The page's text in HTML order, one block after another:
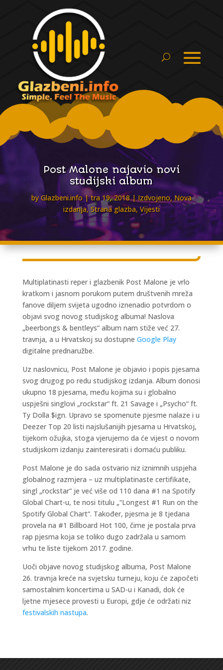
Post Malone najavio novi
studijski album
byGlazbeni.info tra 19, 2018 Izdvojeno, Nova
izdanja, Strana glazba, Vijesti
Multiplatinasti reper i glazbenik Post Malone je vrlo
kratkom i jasnom porukom putem društvenih mreža
fanove diljem svijeta ugodno iznenadio potvrdom o
objavi svog novog studijskog albuma! Naslova
„beerbongs & bentleys“ album nam stiže već 27.
travnja, a u Hrvatskoj su dostupne Google Play
digitalne prednaružbe.
Uz naslovnicu, Post Malone je objavio i popis pjesama
svog drugog po redu studijskog izdanja. Album donosi
ukupno 18 pjesama, među kojima su i globalno
uspješni singlovi „rockstar“ ft. 21 Savage i „Psycho“ ft.
Ty Dolla $ign. Upravo se spomenute pjesme nalaze i u
Deezer Top 20 listi najslušanijih pjesama u Hrvatskoj,
tijekom ožujka, stoga vjerujemo da će vijest o novom
studijskom izdanju zainteresirati i domaću publiku.
Post Malone je do sada ostvario niz iznimnih uspjeha
globalnog razmjera – uz multiplatinaste certifikate,
singl „rockstar“ je već više od 110 dana #1 na Spotify
Global Chart-u, te nosi titulu „“Longest #1 Run on the
Spotify Global Chart“. Također, pjesma je 8 tjedana
provela na #1 Billboard Hot 100, čime je postala prva
rap pjesma koja se toliko dugo zadržala u samom
vrhu te liste tijekom 2017. godine.
Uoči objave novog studijskog albuma, Post Malone
26. travnja kreće na svjetsku turneju, koju će započeti
samostalnim koncertima u SAD-u i Kanadi, dok će
ljetne mjesece provesti u Europi, gdje će održati niz
festivalskih nastupa.